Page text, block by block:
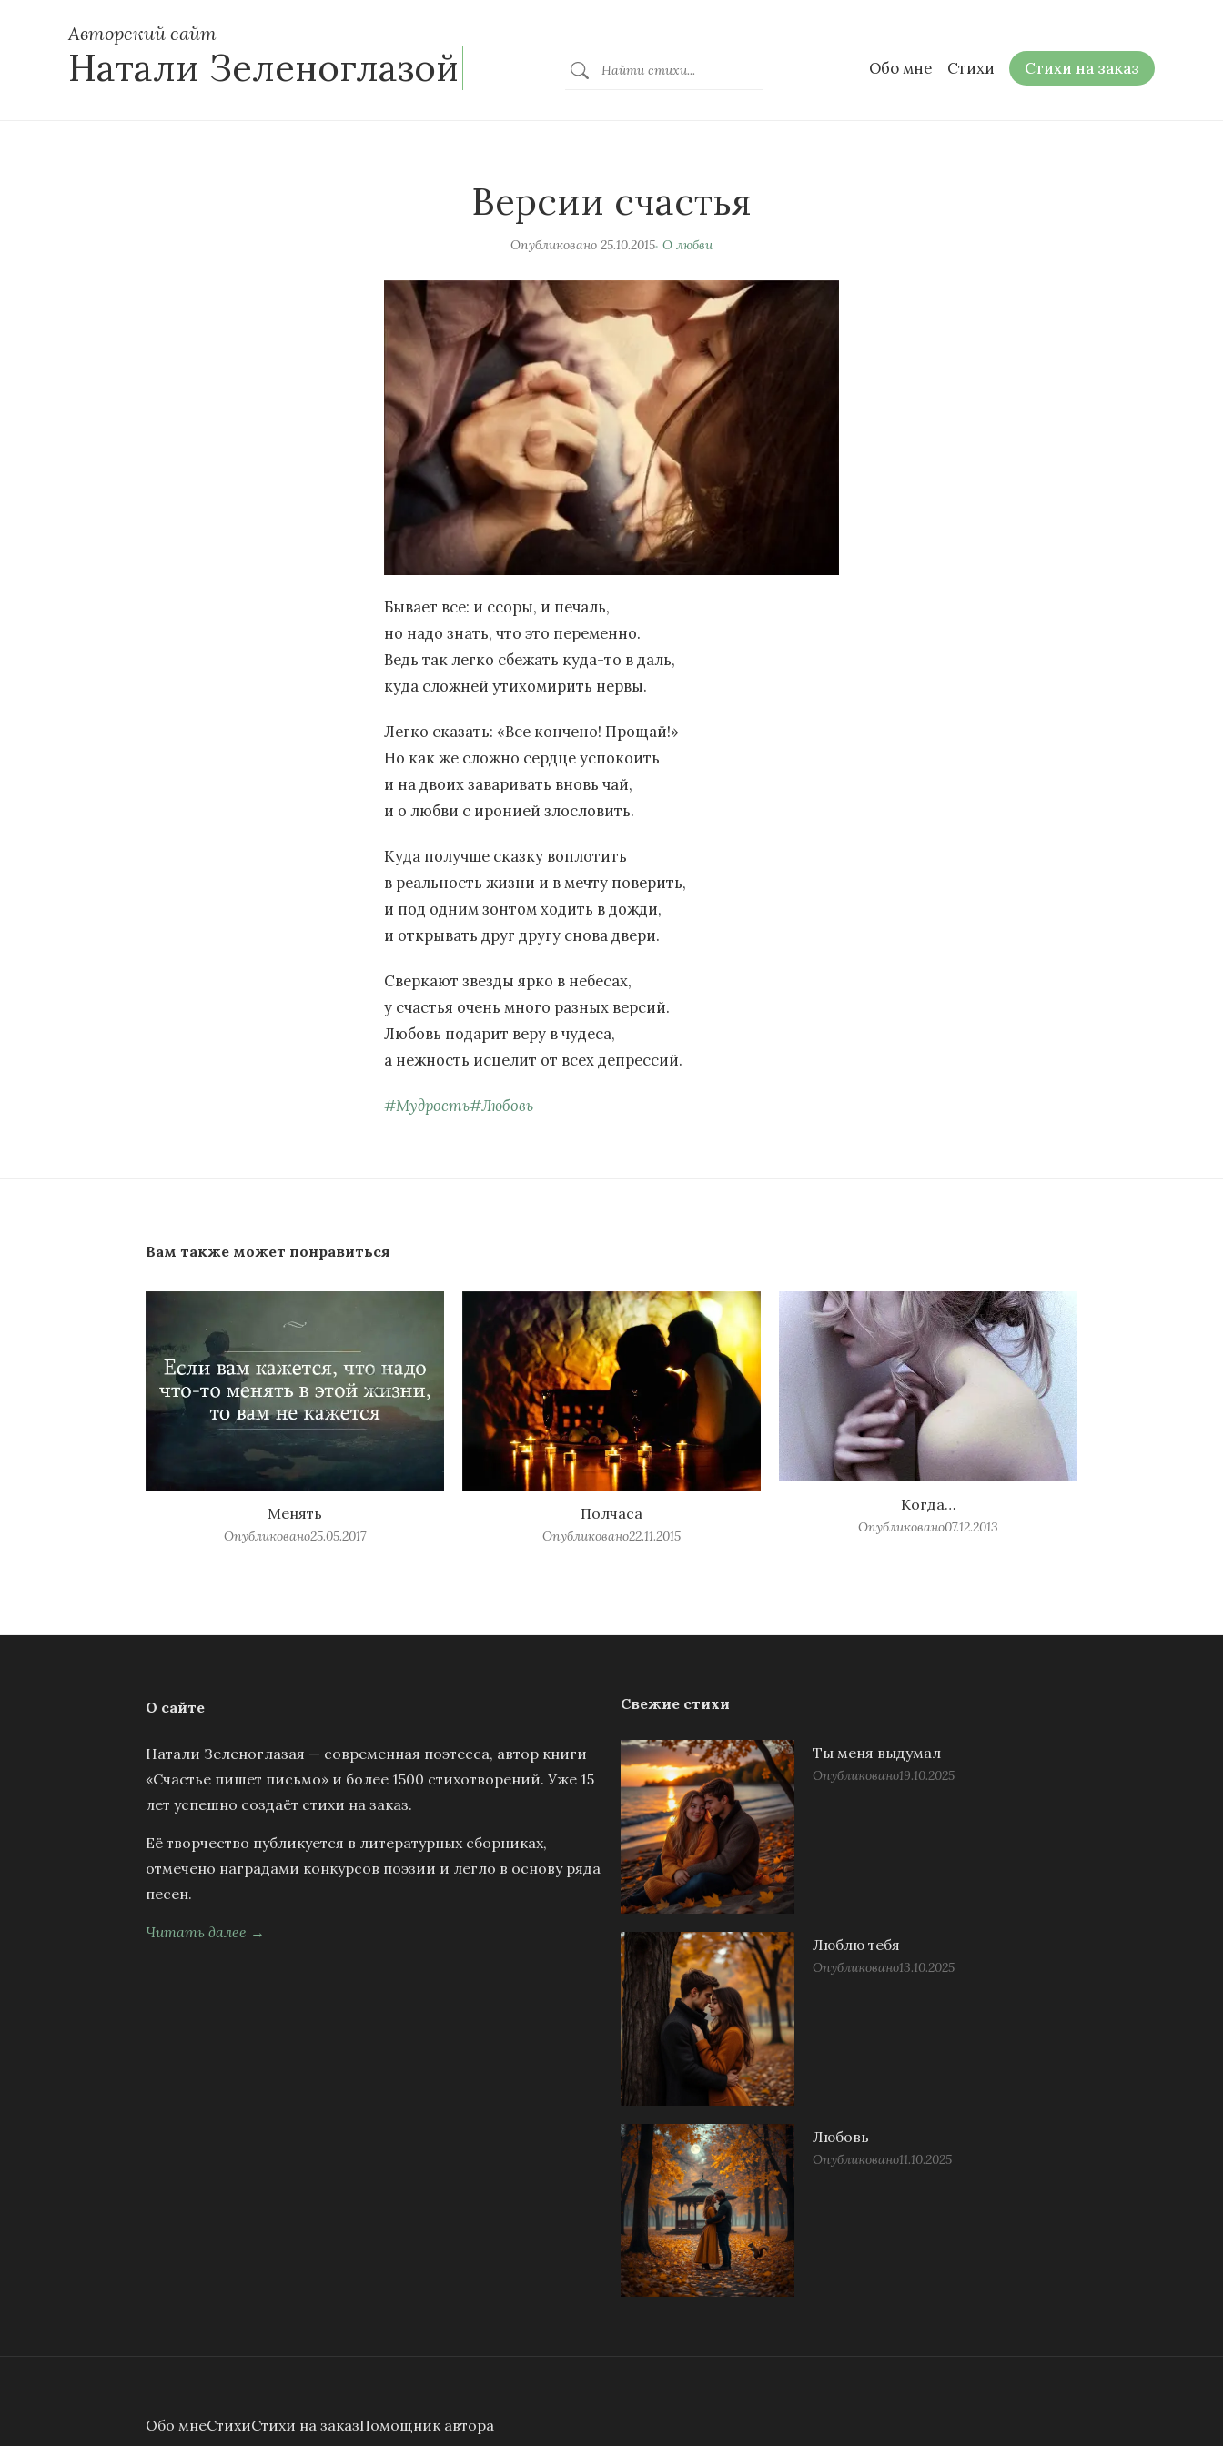
Авторский сайт
Натали Зеленоглазой Обо мне Стихи Стихи на заказ
Версии счастья
Опубликовано 25.10.2015 О любви
Бывает все: и ссоры, и печаль,
но надо знать, что это переменно.
Ведь так легко сбежать куда-то в даль,
куда сложней утихомирить нервы.
Легко сказать: «Все кончено! Прощай!»
Но как же сложно сердце успокоить
и на двоих заваривать вновь чай,
и о любви с иронией злословить.
Куда получше сказку воплотить
в реальность жизни и в мечту поверить,
и под одним зонтом ходить в дожди,
и открывать друг другу снова двери.
Сверкают звезды ярко в небесах,
у счастья очень много разных версий.
Любовь подарит веру в чудеса,
а нежность исцелит от всех депрессий.
#Мудрость#Любовь
Вам также может понравиться
Менять
Опубликовано25.05.2017
Полчаса
Опубликовано22.11.2015
Когда…
Опубликовано07.12.2013
О сайте
Натали Зеленоглазая — современная поэтесса, автор книги
«Счастье пишет письмо» и более 1500 стихотворений. Уже 15
лет успешно создаёт стихи на заказ.
Её творчество публикуется в литературных сборниках,
отмечено наградами конкурсов поэзии и легло в основу ряда
песен.
Читать далее →
Свежие стихи
Ты меня выдумал
Опубликовано19.10.2025
Люблю тебя
Опубликовано13.10.2025
Любовь
Опубликовано11.10.2025
Обо мнеСтихиСтихи на заказПомощник автора